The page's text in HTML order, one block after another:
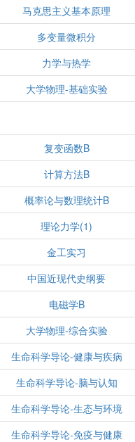
马克思主义基本原理
多变量微积分
力学与热学
大学物理-基础实验
复变函数B
计算方法B
概率论与数理统计B
理论力学(1)
金工实习
中国近现代史纲要
电磁学B
大学物理-综合实验
生命科学导论-健康与疾病
生命科学导论-脑与认知
生命科学导论-生态与环境
生命科学导论-免疫与健康